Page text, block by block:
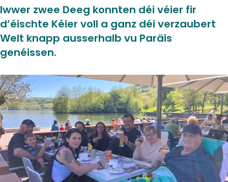
Iwwer zwee Deeg konnten déi véier fir
d’éischte Kéier voll a ganz déi verzaubert
Welt knapp ausserhalb vu Paräis
genéissen.